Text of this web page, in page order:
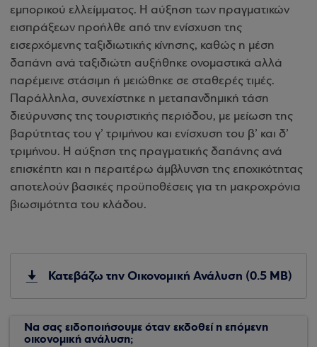
εμπορικού ελλείμματος. Η αύξηση των πραγματικών
εισπράξεων προήλθε από την ενίσχυση της
εισερχόμενης ταξιδιωτικής κίνησης, καθώς η μέση
δαπάνη ανά ταξιδιώτη αυξήθηκε ονομαστικά αλλά
παρέμεινε στάσιμη ή μειώθηκε σε σταθερές τιμές.
Παράλληλα, συνεχίστηκε η μεταπανδημική τάση
διεύρυνσης της τουριστικής περιόδου, με μείωση της
βαρύτητας του γ’ τριμήνου και ενίσχυση του β’ και δ’
τριμήνου. Η αύξηση της πραγματικής δαπάνης ανά
επισκέπτη και η περαιτέρω άμβλυνση της εποχικότητας
αποτελούν βασικές προϋποθέσεις για τη μακροχρόνια
βιωσιμότητα του κλάδου.
Κατεβάζω την Οικονομική Ανάλυση (0.5 MB)
Να σας ειδοποιήσουμε όταν εκδοθεί η επόμενη
οικονομική ανάλυση;